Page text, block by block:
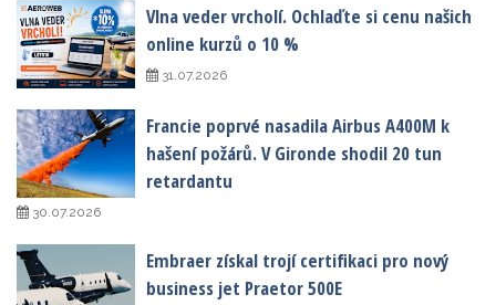
Vlna veder vrcholí. Ochlaďte si cenu našich
online kurzů o 10 %
31.07.2026
Francie poprvé nasadila Airbus A400M k
hašení požárů. V Gironde shodil 20 tun
retardantu
30.07.2026
Embraer získal trojí certifikaci pro nový
business jet Praetor 500E